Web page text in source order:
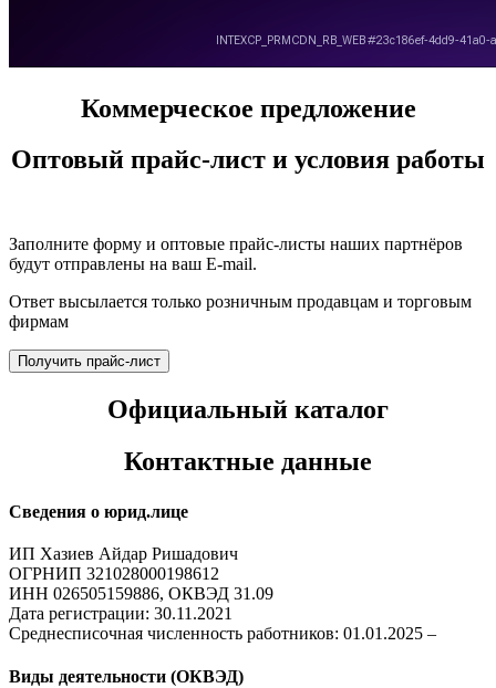
Коммерческое предложение
Оптовый прайс-лист и условия работы
Заполните форму и оптовые прайс-листы наших партнёров
будут отправлены на ваш E-mail.
Ответ высылается только розничным продавцам и торговым
фирмам
Получить прайс-лист
Официальный каталог
Контактные данные
Сведения о юрид.лице
ИП Хазиев Айдар Ришадович
ОГРНИП 321028000198612
ИНН 026505159886, ОКВЭД 31.09
Дата регистрации: 30.11.2021
Среднесписочная численность работников: 01.01.2025 –
Виды деятельности (ОКВЭД)